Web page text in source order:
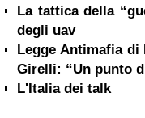
La tattica della
degli uav
Legge Antimafia
Girelli: “Un punto
L'Italia dei talk